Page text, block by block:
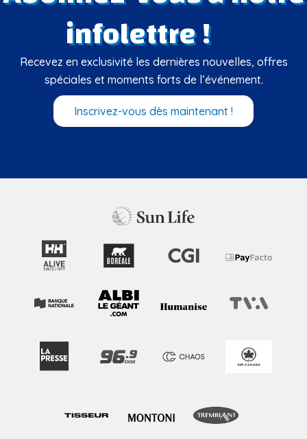
infolettre !
Recevez en exclusivité les dernières nouvelles, offres
spéciales et moments forts de l’événement.
Inscrivez-vous dès maintenant !